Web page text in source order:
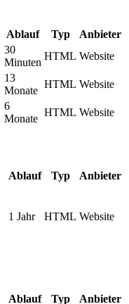
Ablauf Typ
Anbieter
30
Minuten
HTML Website
13
Monate
HTML Website
6
Monate
HTML Website
Ablauf Typ Anbieter
1 Jahr HTML Website
Ablauf Typ Anbieter